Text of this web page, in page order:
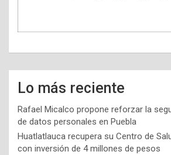
Lo más reciente
Rafael Micalco propone reforzar la
de datos personales en Puebla
Huatlatlauca recupera su Centro de
con inversión de 4 millones de pesos